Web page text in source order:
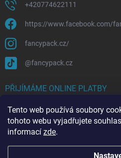
Tento web používá soubory
tohoto webu vyjadřujete
informací zde.
+420774622111
https://www.facebook.com/
fancypack.cz/
@fancypack.cz
PŘIJÍMÁME ONLINE PLATBY